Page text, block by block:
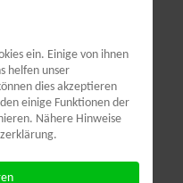
ein. Einige von ihnen
helfen unser
dies akzeptieren
einige Funktionen der
Nähere Hinweise